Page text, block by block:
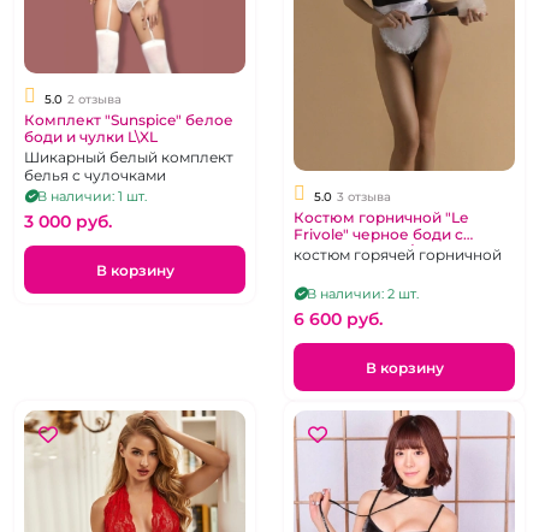
5.0 2 отзыва
Комплект "Sunspice" белое
боди и чулки L\XL
Шикарный белый комплект
белья с чулочками
В наличии: 1 шт.
3 000 pуб.
В корзину
5.0 3 отзыва
Костюм горничной "Le
Frivole" черное боди с
передником (L/XL)
костюм горячей горничной
В наличии: 2 шт.
6 600 pуб.
В корзину